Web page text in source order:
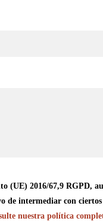
(UE) 2016/67,9 RGPD,
de intermediar con ciertos
nuestra política